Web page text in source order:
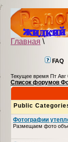
Главная \
FAQ
Текущее время Пт Авг
Список форумов
Public
Фотографии
Размещаем фото